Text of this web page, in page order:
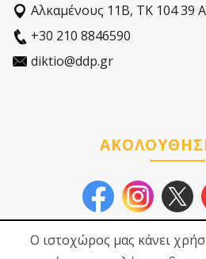
Αλκαµένους 11Β, ΤΚ 104 39
+30 210 8846590
diktio@ddp.gr
Ο ιστοχώρος μας κάνει